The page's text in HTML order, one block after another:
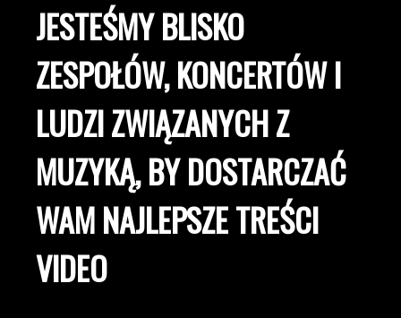
JESTEŚMY BLISKO
ZESPOŁÓW, KONCERTÓW I
LUDZI ZWIĄZANYCH Z
MUZYKĄ, BY DOSTARCZAĆ
WAM NAJLEPSZE TREŚCI
VIDEO